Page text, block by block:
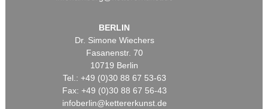
BERLIN
Dr. Simone Wiechers
Fasanenstr. 70
10719 Berlin
Tel.: +49 (0)30 88 67 53-63
Fax: +49 (0)30 88 67 56-43
infoberlin@kettererkunst.de